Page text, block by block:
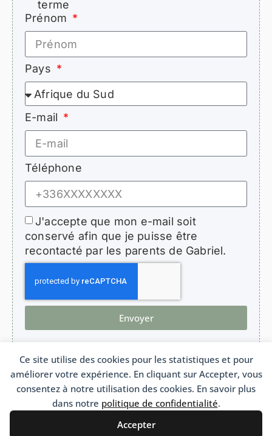
Ce site utilise des cookies pour les statistiques et pour
améliorer votre expérience. En cliquant sur Accepter, vous
consentez à notre utilisation des cookies. En savoir plus
dans notre politique de confidentialité.
Accepter
terme
Prénom
Pays
E-mail
Téléphone
J'accepte que mon e-mail soit
conservé afin que je puisse être
recontacté par les parents de Gabriel.
Envoyer
HopeForGabriel.com
Association de soutien aux enfants atteints de bronchiolite oblitérante
Association Loi 1901 n°W692011975 France
Português